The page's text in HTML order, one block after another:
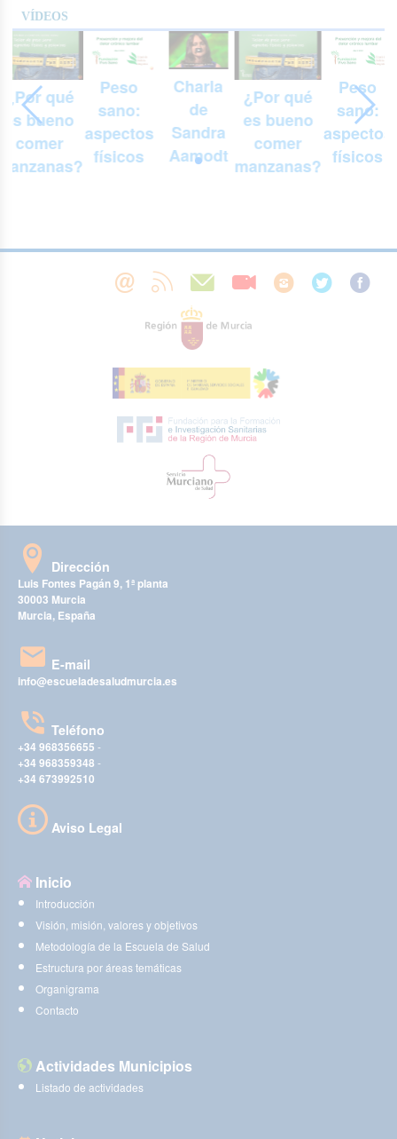
VÍDEOS
¿Por qué
es bueno
comer
Peso
sano:
aspectos
físicos
Charla
de
Sandra
Aamodt
¿Por qué
es bueno
comer
manzanas?
Peso
sano:
aspectos
físicos
Dirección
Luis Fontes Pagán 9, 1ª planta
30003 Murcia
Murcia, España
E-mail
info@escueladesaludmurcia.es
Teléfono
+34 968356655 -
+34 968359348 -
+34 673992510
Aviso Legal
Inicio
Introducción
Visión, misión, valores y objetivos
Metodología de la Escuela de Salud
Estructura por áreas temáticas
Organigrama
Contacto
Actividades Municipios
Listado de actividades